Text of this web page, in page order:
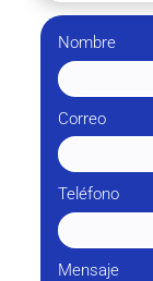
Nombre
Correo
Teléfono
Mensaje